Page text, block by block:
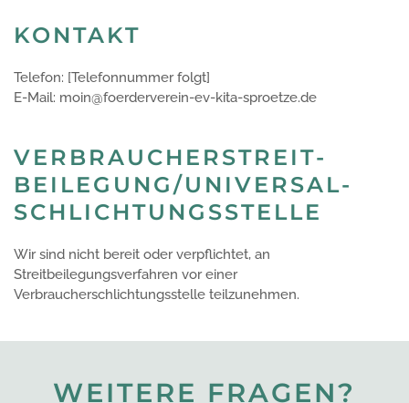
KONTAKT
Telefon: [Telefonnummer folgt]
E-Mail: moin@foerderverein-ev-kita-sproetze.de
VERBRAUCHER­STREIT­
BEILEGUNG/UNIVERSAL­
SCHLICHTUNGS­STELLE
Wir sind nicht bereit oder verpflichtet, an
Streitbeilegungsverfahren vor einer
Verbraucherschlichtungsstelle teilzunehmen.
WEITERE FRAGEN?